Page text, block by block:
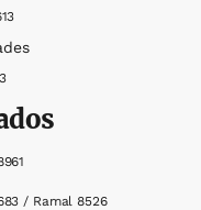
/ Ramal 8526